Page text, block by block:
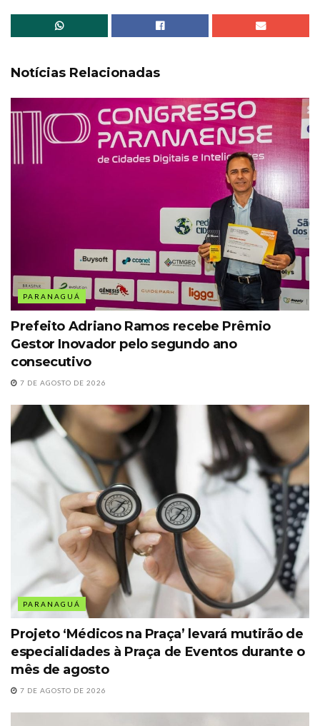
Notícias Relacionadas
PARANAGUÁ
Prefeito Adriano Ramos recebe Prêmio
Gestor Inovador pelo segundo ano
consecutivo
7 DE AGOSTO DE 2026
PARANAGUÁ
Projeto ‘Médicos na Praça’ levará mutirão de
especialidades à Praça de Eventos durante o
mês de agosto
7 DE AGOSTO DE 2026